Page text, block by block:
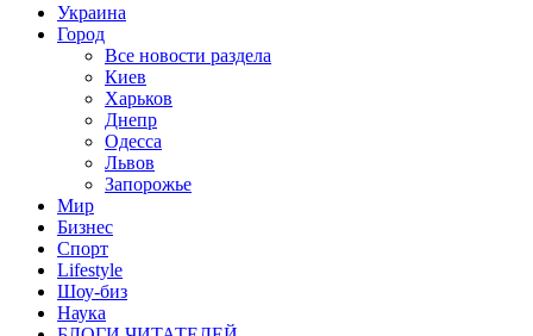
Украина
Город
Все новости раздела
Киев
Харьков
Днепр
Одесса
Львов
Запорожье
Мир
Бизнес
Спорт
Lifestyle
Шоу-биз
Наука